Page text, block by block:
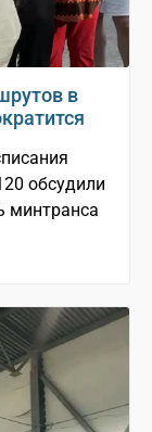
в
обсудили
минтранса